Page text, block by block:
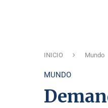
INICIO Mundo
MUNDO